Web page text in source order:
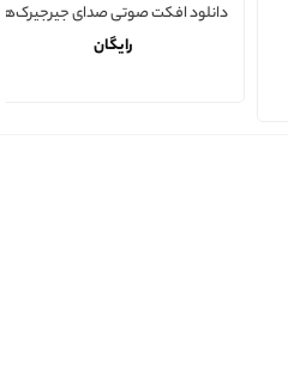
دانلود افکت صوتی صدای جیرجیرک‌ها
رایگان